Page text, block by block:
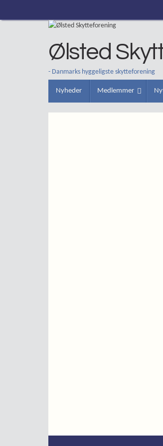
Ølsted
- Danmarks hyggeligste skytteforening
Nyheder Medlemmer